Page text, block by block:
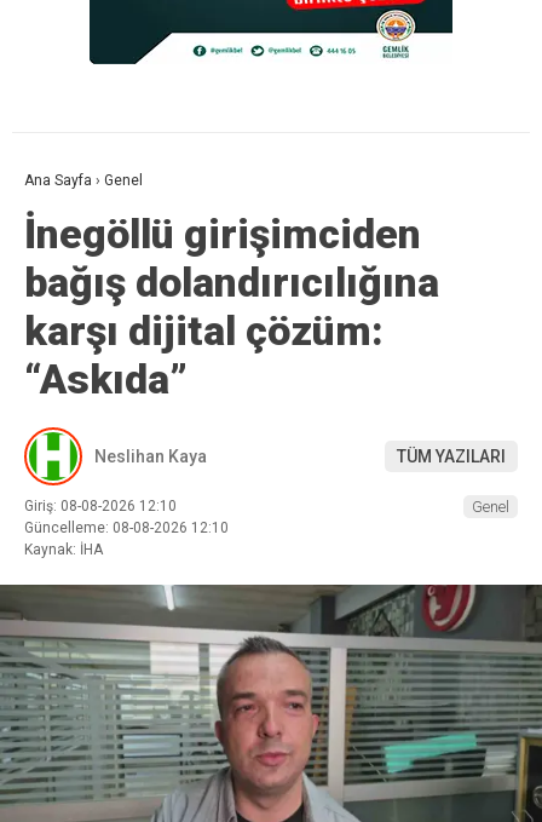
Ana Sayfa › Genel
İnegöllü girişimciden
bağış dolandırıcılığına
karşı dijital çözüm:
“Askıda”
Neslihan Kaya TÜM YAZILARI
Giriş: 08-08-2026 12:10
Güncelleme: 08-08-2026 12:10
Kaynak: İHA
Genel